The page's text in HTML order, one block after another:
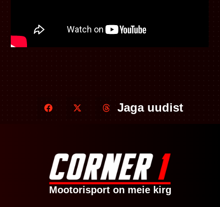
Jaga uudist
Mootorisport on meie kirg